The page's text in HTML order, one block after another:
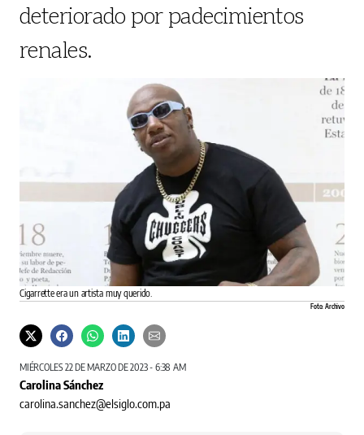
deteriorado por padecimientos
renales.
Cigarrette era un artista muy querido.
Foto: Archivo
MIÉRCOLES 22 DE MARZO DE 2023 - 6:38 AM
Carolina Sánchez
carolina.sanchez@elsiglo.com.pa